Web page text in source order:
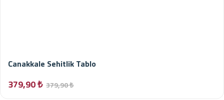
Canakkale Sehitlik Tablo
379,90 ₺ 379,90 ₺